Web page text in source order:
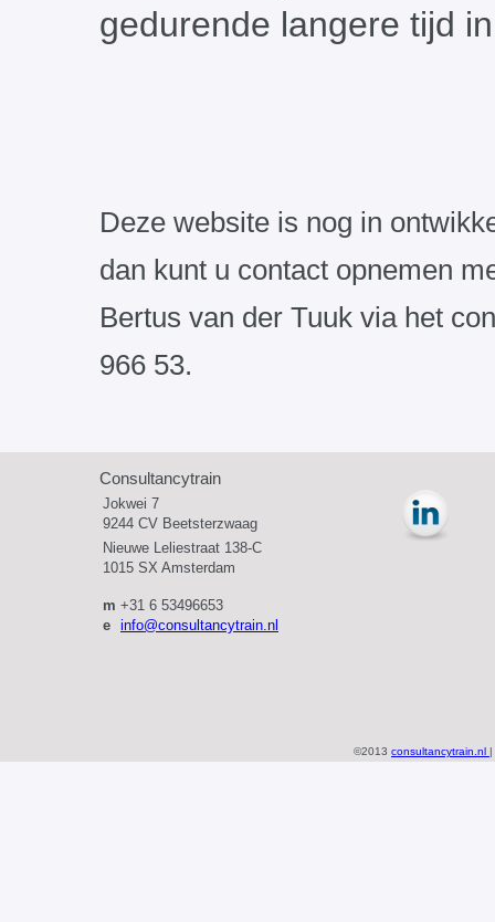
gedurende langere tijd
Deze website is nog in
dan kunt u contact opnemen
Bertus van der Tuuk via het
966 53.
Consultancytrain
Jokwei 7
9244 CV Beetsterzwaag
Nieuwe Leliestraat 138-C
1015 SX Amsterdam
m +31 6 53496653
e info@consultancytrain.nl
©2013 consultancytrain.nl